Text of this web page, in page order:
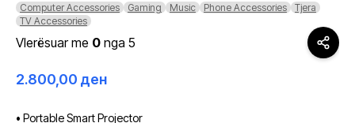
Computer Accessories Gaming Music Phone Accessories
Tjera
TV Accessories
Vlerësuar me 0 nga 5
2.800,00 ден
• Portable Smart Projector